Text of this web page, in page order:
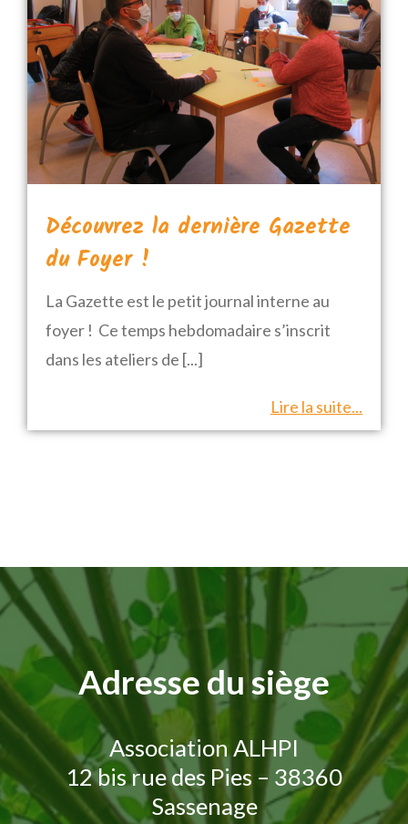
Découvrez la dernière Gazette
du Foyer !
La Gazette est le petit journal interne au
foyer ! Ce temps hebdomadaire s’inscrit
dans les ateliers de [...]
Lire la suite...
Adresse du siège
Association ALHPI
12 bis rue des Pies – 38360
Sassenage